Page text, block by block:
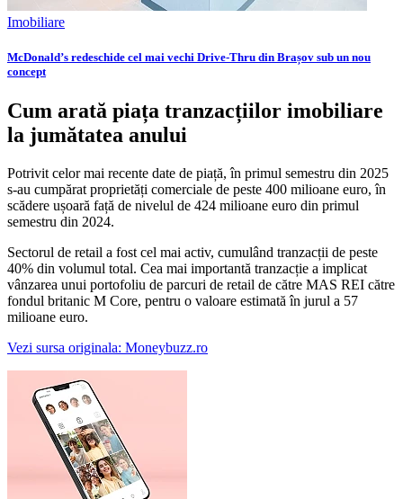
Imobiliare
McDonald’s redeschide cel mai vechi Drive-Thru din Brașov sub un nou
concept
Cum arată piața tranzacțiilor imobiliare
la jumătatea anului
Potrivit celor mai recente date de piață, în primul semestru din 2025
s-au cumpărat proprietăți comerciale de peste 400 milioane euro, în
scădere ușoară față de nivelul de 424 milioane euro din primul
semestru din 2024.
Sectorul de retail a fost cel mai activ, cumulând tranzacții de peste
40% din volumul total. Cea mai importantă tranzacție a implicat
vânzarea unui portofoliu de parcuri de retail de către MAS REI către
fondul britanic M Core, pentru o valoare estimată în jurul a 57
milioane euro.
Vezi sursa originala: Moneybuzz.ro